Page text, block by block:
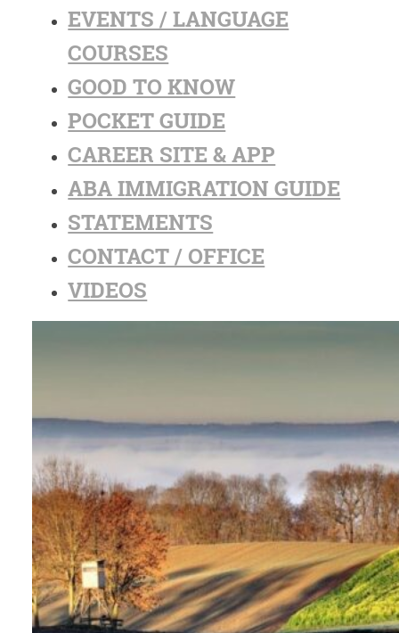
EVENTS / LANGUAGE
COURSES
GOOD TO KNOW
POCKET GUIDE
CAREER SITE & APP
ABA IMMIGRATION GUIDE
STATEMENTS
CONTACT / OFFICE
VIDEOS